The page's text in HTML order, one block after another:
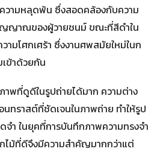
วามหลุดพ้น ซึ่งสอดคล้องกับความ
ญาณของผู้วายชนม์ ขณะที่สีดำใน
มโศกเศร้า ซึ่งงานศพสมัยใหม่ในก
ข้าด้วยกัน
าพที่ดูดีในรูปถ่ายได้มาก ความต่าง
นทราสต์ที่ชัดเจนในภาพถ่าย ทำให้รูป
จำ ในยุคที่การบันทึกภาพความทรงจำ
ม้ที่ดีจึงมีความสำคัญมากกว่าแต่